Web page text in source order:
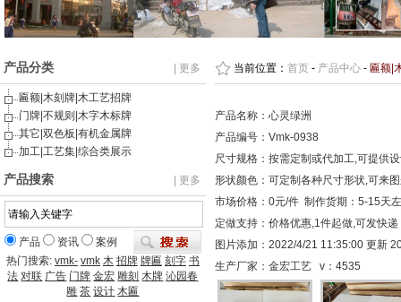
产品分类 | 更多
匾额|木刻牌|木工艺招牌
门牌|不规则|木字木标牌
其它|双色板|有机金属牌
加工|工艺集|综合类展示
产品搜索 | 更多
产品 资讯
案例
热门搜索: vmk- vmk 木 招牌 牌匾 刻字 书
法 对联 广告 门牌 金宏 雕刻 木牌 沁园春
雕 茶 设计 木匾
当前位置： 首页 - 产品中心 - 匾额|
产品名称：心灵绿洲
产品编号：Vmk-0938
尺寸规格：按需定制或代加工,可提供
形状颜色：可定制各种尺寸形状,可来
市场价格：0元/件 制作货期：5-15天
定做支持：价格优惠,1件起做,可发快递
图片添加：2022/4/21 11:35:00 更新
生产厂家：金宏工艺 v： 4535